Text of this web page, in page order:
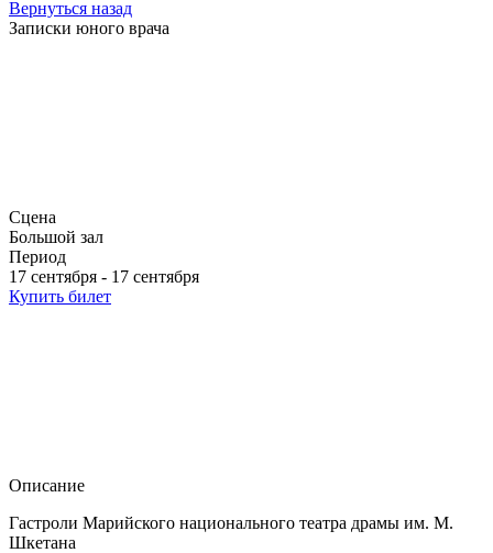
Вернуться назад
Записки юного врача
Сцена
Большой зал
Период
17 сентября - 17 сентября
Купить билет
Описание
Гастроли Марийского национального театра драмы им. М.
Шкетана